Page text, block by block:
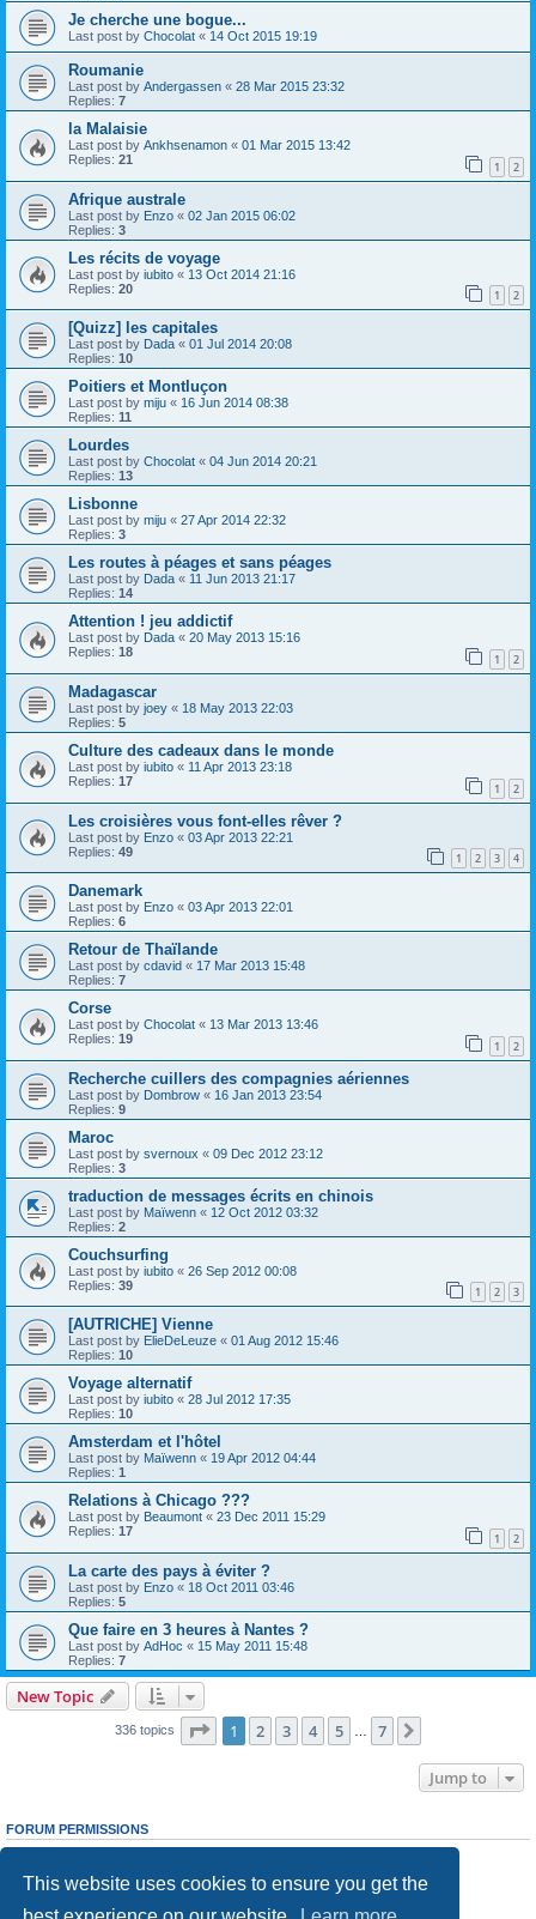
This website uses cookies to ensure you get the
Je cherche une bogue...
Last post by Chocolat « 14 Oct 2015 19:19
Roumanie
Last post by Andergassen « 28 Mar 2015 23:32
Replies: 7
la Malaisie
Last post by Ankhsenamon « 01 Mar 2015 13:42
Replies: 21 1 2
Afrique australe
Last post by Enzo « 02 Jan 2015 06:02
Replies: 3
Les récits de voyage
Last post by iubito « 13 Oct 2014 21:16
Replies: 20 1 2
[Quizz] les capitales
Last post by Dada « 01 Jul 2014 20:08
Replies: 10
Poitiers et Montluçon
Last post by miju « 16 Jun 2014 08:38
Replies: 11
Lourdes
Last post by Chocolat « 04 Jun 2014 20:21
Replies: 13
Lisbonne
Last post by miju « 27 Apr 2014 22:32
Replies: 3
Les routes à péages et sans péages
Last post by Dada « 11 Jun 2013 21:17
Replies: 14
Attention ! jeu addictif
Last post by Dada « 20 May 2013 15:16
Replies: 18 1 2
Madagascar
Last post by joey « 18 May 2013 22:03
Replies: 5
Culture des cadeaux dans le monde
Last post by iubito « 11 Apr 2013 23:18
Replies: 17 1 2
Les croisières vous font-elles rêver ?
Last post by Enzo « 03 Apr 2013 22:21
Replies: 49 1 2 3 4
Danemark
Last post by Enzo « 03 Apr 2013 22:01
Replies: 6
Retour de Thaïlande
Last post by cdavid « 17 Mar 2013 15:48
Replies: 7
Corse
Last post by Chocolat « 13 Mar 2013 13:46
Replies: 19 1 2
Recherche cuillers des compagnies aériennes
Last post by Dombrow « 16 Jan 2013 23:54
Replies: 9
Maroc
Last post by svernoux « 09 Dec 2012 23:12
Replies: 3
traduction de messages écrits en chinois
Last post by Maïwenn « 12 Oct 2012 03:32
Replies: 2
Couchsurfing
Last post by iubito « 26 Sep 2012 00:08
Replies: 39 1 2 3
[AUTRICHE] Vienne
Last post by ElieDeLeuze « 01 Aug 2012 15:46
Replies: 10
Voyage alternatif
Last post by iubito « 28 Jul 2012 17:35
Replies: 10
Amsterdam et l'hôtel
Last post by Maïwenn « 19 Apr 2012 04:44
Replies: 1
Relations à Chicago ???
Last post by Beaumont « 23 Dec 2011 15:29
Replies: 17 1 2
La carte des pays à éviter ?
Last post by Enzo « 18 Oct 2011 03:46
Replies: 5
Que faire en 3 heures à Nantes ?
Last post by AdHoc « 15 May 2011 15:48
Replies: 7
New Topic
336 topics Page 1of 7
1 2 3 4 5 7
Jump to
FORUM PERMISSIONS
Youcannotpost new topics in this forum
cannotedit your posts in this forum